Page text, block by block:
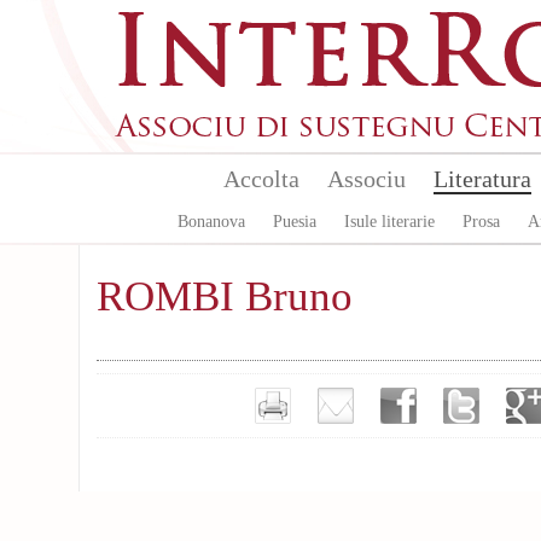
Accolta Associu Literatura
Bonanova Puesia Isule literarie Prosa
ROMBI Bruno